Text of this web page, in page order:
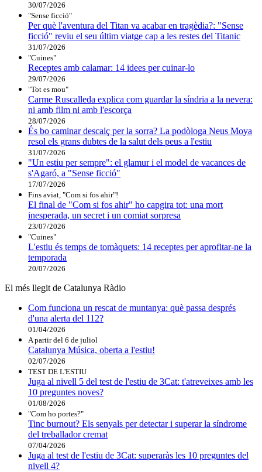
30/07/2026
"Sense ficció"
Per què l'aventura del Titan va acabar en tragèdia?: "Sense
ficció" reviu el seu últim viatge cap a les restes del Titanic
31/07/2026
"Cuines"
Receptes amb calamar: 14 idees per cuinar-lo
29/07/2026
"Tot es mou"
Carme Ruscalleda explica com guardar la síndria a la nevera:
ni amb film ni amb l'escorça
28/07/2026
És bo caminar descalç per la sorra? La podòloga Neus Moya
resol els grans dubtes de la salut dels peus a l'estiu
31/07/2026
"Un estiu per sempre": el glamur i el model de vacances de
s'Agaró, a "Sense ficció"
17/07/2026
Fins aviat, "Com si fos ahir"!
El final de "Com si fos ahir" ho capgira tot: una mort
inesperada, un secret i un comiat sorpresa
23/07/2026
"Cuines"
L'estiu és temps de tomàquets: 14 receptes per aprofitar-ne la
temporada
20/07/2026
El més llegit de Catalunya Ràdio
Com funciona un rescat de muntanya: què passa després
d'una alerta del 112?
01/04/2026
A partir del 6 de juliol
Catalunya Música, oberta a l'estiu!
02/07/2026
TEST DE L'ESTIU
Juga al nivell 5 del test de l'estiu de 3Cat: t'atreveixes amb les
10 preguntes noves?
01/08/2026
"Com ho portes?"
Tinc burnout? Els senyals per detectar i superar la síndrome
del treballador cremat
07/04/2026
Juga al test de l'estiu de 3Cat: superaràs les 10 preguntes del
nivell 4?